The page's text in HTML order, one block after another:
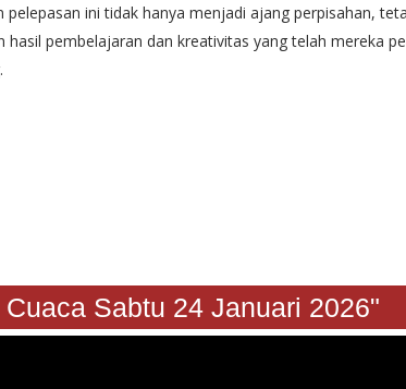
pelepasan ini tidak hanya menjadi ajang perpisahan,
hasil pembelajaran dan kreativitas yang telah mereka
Cuaca Sabtu 24 Januari